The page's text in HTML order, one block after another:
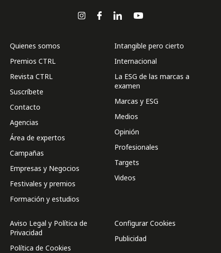
Quienes somos
Premios CTRL
Revista CTRL
Suscríbete
Contacto
Agencias
Área de expertos
Campañas
Empresas y Negocios
Festivales y premios
Formación y estudios
Intangible pero cierto
Internacional
La ESG de las marcas a
examen
Marcas y ESG
Medios
Opinión
Profesionales
Targets
Videos
Aviso Legal y Política de
Privacidad
Política de Cookies
Configurar Cookies
Publicidad